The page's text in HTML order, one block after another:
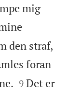
mig
den straf,
foran


9 Det er